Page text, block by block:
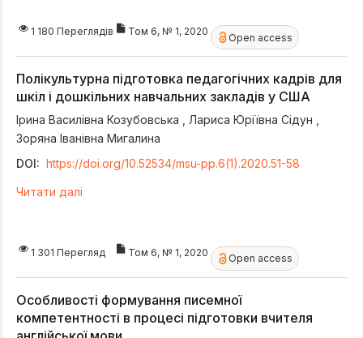
1 180 Переглядів Том 6, № 1, 2020 Open access
Полікультурна підготовка педагогічних кадрів для
шкіл і дошкільних навчальних закладів у США
Ірина Василівна Козубовська Лариса Юріївна Сідун
Зоряна Іванівна Мигалина
DOI: https://doi.org/10.52534/msu-pp.6(1).2020.51-58
Читати далі
1 301 Перегляд Том 6, № 1, 2020 Open access
Особливості формування писемної
компетентності в процесі підготовки вчителя